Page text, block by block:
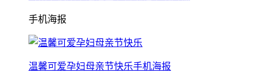
手机海报
温馨可爱孕妇母亲节快乐手机海报